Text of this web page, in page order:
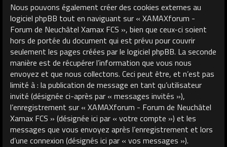
Nous pouvons également créer des cookies externes au
logiciel phpBB tout en naviguant sur « XAMAXforum -
Forum de Neuchâtel Xamax FCS », bien que ceux-ci soient
hors de portée du document qui est prévu pour couvrir
seulement les pages créées par le logiciel phpBB. La seconde
manière est de récupérer l’information que vous nous
envoyez et que nous collectons. Ceci peut être, et n’est pas
limité à : la publication de message en tant qu’utilisateur
invité (désignée ci-après par « messages invités »),
l’enregistrement sur « XAMAXforum - Forum de Neuchâtel
Xamax FCS » (désignée ici par « votre compte ») et les
messages que vous envoyez après l’enregistrement et lors
d’une connexion (désignés ici par « vos messages »).